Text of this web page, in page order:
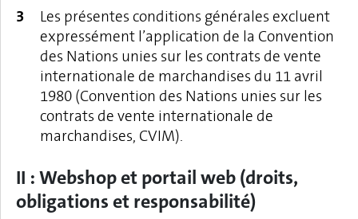
Les présentes conditions générales excluent
expressément l’application de la Convention
des Nations unies sur les contrats de vente
internationale de marchandises du 11 avril
1980 (Convention des Nations unies sur les
contrats de vente internationale de
marchandises, CVIM).
II : Webshop et portail web (droits,
obligations et responsabilité)